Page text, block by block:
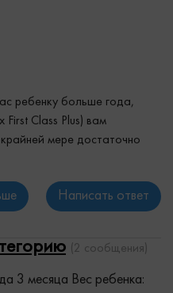
ребенку больше года,
Class Plus) вам
мере достаточно
Написать ответ
(2 сообщения)
3 месяца Вес ребенка: